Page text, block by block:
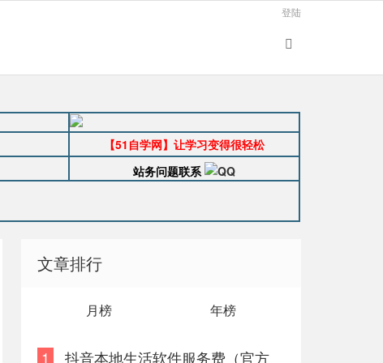
登陆
【51自学网】让学习变得很轻松
站务问题联系
文章排行
月榜 年榜
1 抖音本地生活软件服务费（官方